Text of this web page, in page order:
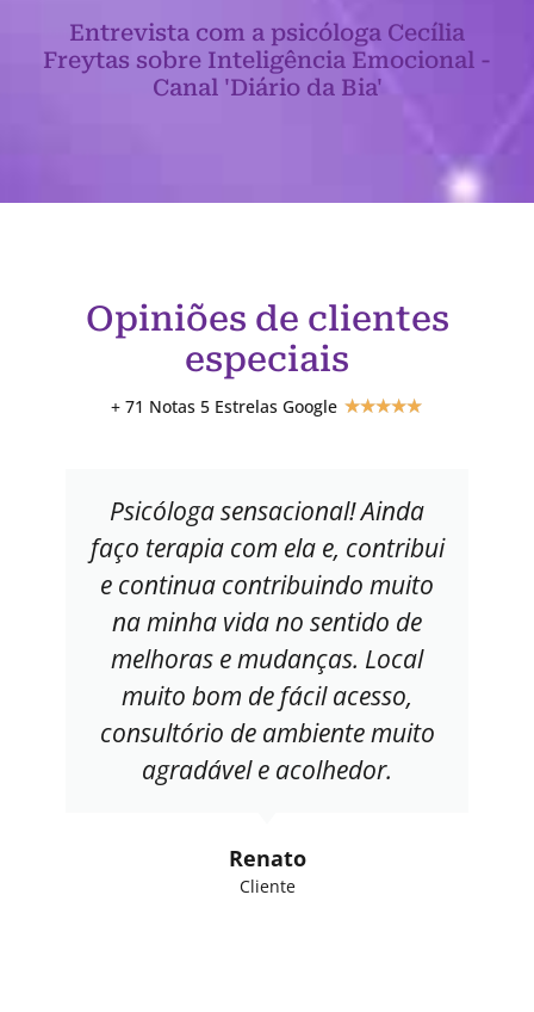
Entrevista com a psicóloga Cecília
Freytas sobre Inteligência Emocional -
Canal 'Diário da Bia'
Opiniões de clientes
especiais
+ 71 Notas 5 Estrelas Google ★★★★★
Psicóloga sensacional! Ainda
faço terapia com ela e, contribui
e continua contribuindo muito
na minha vida no sentido de
melhoras e mudanças. Local
muito bom de fácil acesso,
consultório de ambiente muito
agradável e acolhedor.
Renato
Cliente